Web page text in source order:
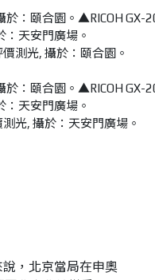
測光, 攝於：頤合園。
光, 攝於：天安門廣場。
，北京當局在申奧